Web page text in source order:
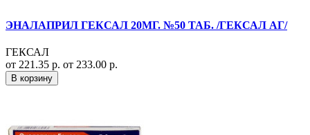
ЭНАЛАПРИЛ ГЕКСАЛ 20МГ. №50 ТАБ. /ГЕКСАЛ АГ/
ГЕКСАЛ
от 221.35 р. от 233.00 р.
В корзину